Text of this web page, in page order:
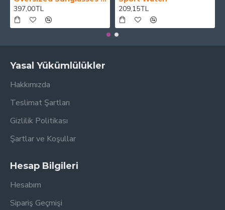
397,00TL 209,15TL
Yasal Yükümlülükler
Hakkımızda
Teslimat Şartları
Gizlilik Politikası
Şartlar ve Koşullar
Hesap Bilgileri
Hesabım
Sipariş Geçmişi